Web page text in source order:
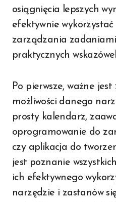
osiągnięcia lepszych
efektywnie
zarządzania
praktycznych
Po pierwsze, ważne
możliwości danego
prosty kalendarz,
oprogramowanie do
czy aplikacja do
jest poznanie
ich efektywnego
narzędzie i zastanów